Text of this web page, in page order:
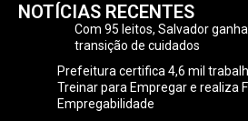
NOTÍCIAS RECENTES
Com 95 leitos, Salvador
transição de cuidados
Prefeitura certifica 4,6 mil
Treinar para Empregar e realiza
Empregabilidade